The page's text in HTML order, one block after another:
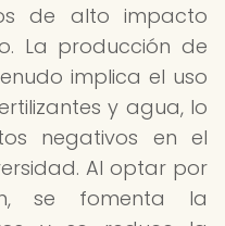
de alto impacto
La producción de
implica el uso
y agua, lo
negativos en el
Al optar por
se fomenta la